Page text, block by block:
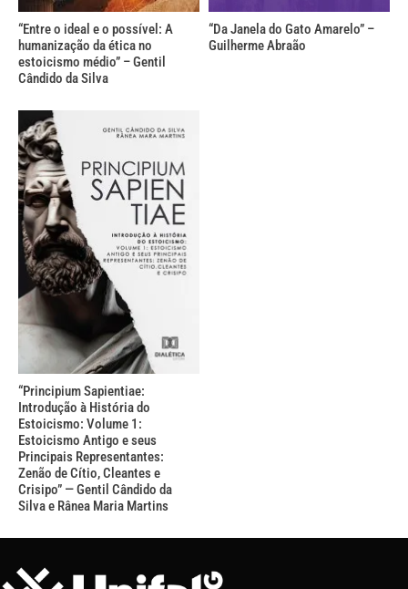
“Entre o ideal e o possível: A
humanização da ética no
estoicismo médio” – Gentil
Cândido da Silva
“Da Janela do Gato Amarelo” –
Guilherme Abraão
“Principium Sapientiae:
Introdução à História do
Estoicismo: Volume 1:
Estoicismo Antigo e seus
Principais Representantes:
Zenão de Cítio, Cleantes e
Crisipo” — Gentil Cândido da
Silva e Rânea Maria Martins